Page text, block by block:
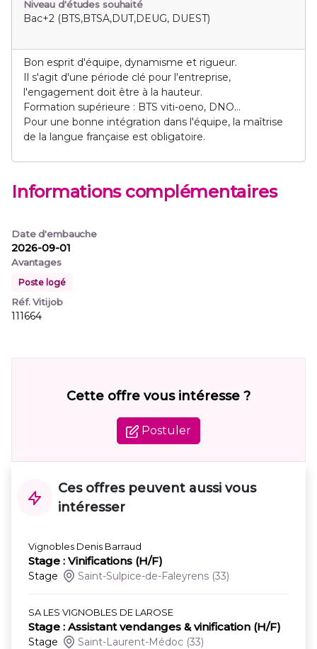
Niveau d'études souhaité
Bac+2 (BTS,BTSA,DUT,DEUG, DUEST)
Bon esprit d'équipe, dynamisme et rigueur.
Il s'agit d'une période clé pour l'entreprise,
l'engagement doit être à la hauteur.
Formation supérieure : BTS viti-oeno, DNO...
Pour une bonne intégration dans l'équipe, la maîtrise
de la langue française est obligatoire.
Informations complémentaires
Date d'embauche
2026-09-01
Avantages
Poste logé
Réf. Vitijob
111664
Cette offre vous intéresse ?
Postuler
Ces offres peuvent aussi vous
intéresser
Vignobles Denis Barraud
Stage : Vinifications (H/F)
Stage Saint-Sulpice-de-Faleyrens (33)
SA LES VIGNOBLES DE LAROSE
Stage : Assistant vendanges & vinification (H/F)
Stage Saint-Laurent-Médoc (33)